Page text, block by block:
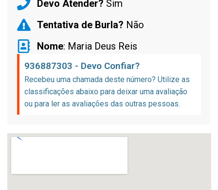
Devo Atender? Sim
Tentativa de Burla? Não
Nome: Maria Deus Reis
936887303 - Devo Confiar?
Recebeu uma chamada deste número? Utilize as
classificações abaixo para deixar uma avaliação
ou para ler as avaliações das outras pessoas.